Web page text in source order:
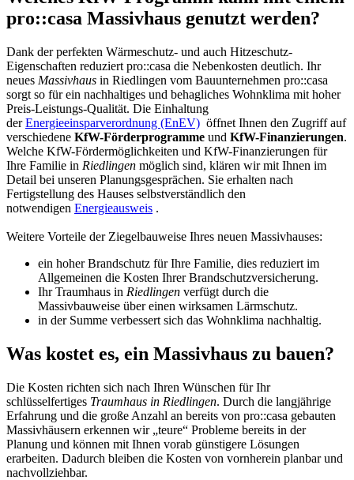
pro::casa Massivhaus genutzt werden?
Dank der perfekten Wärmeschutz- und auch Hitzeschutz-
Eigenschaften reduziert pro::casa die Nebenkosten deutlich. Ihr
neues Massivhaus in Riedlingen vom Bauunternehmen pro::casa
sorgt so für ein nachhaltiges und behagliches Wohnklima mit hoher
Preis-Leistungs-Qualität. Die Einhaltung
derEnergieeinsparverordnung (EnEV) öffnet Ihnen den Zugriff auf
verschiedene KfW-Förderprogramme und KfW-Finanzierungen.
Welche KfW-Fördermöglichkeiten und KfW-Finanzierungen für
Ihre Familie in Riedlingen möglich sind, klären wir mit Ihnen im
Detail bei unseren Planungsgesprächen. Sie erhalten nach
Fertigstellung des Hauses selbstverständlich den
notwendigen Energieausweis .
Weitere Vorteile der Ziegelbauweise Ihres neuen Massivhauses:
ein hoher Brandschutz für Ihre Familie, dies reduziert im
Allgemeinen die Kosten Ihrer Brandschutzversicherung.
Ihr Traumhaus in Riedlingen verfügt durch die
Massivbauweise über einen wirksamen Lärmschutz.
in der Summe verbessert sich das Wohnklima nachhaltig.
Was kostet es, ein Massivhaus zu bauen?
Die Kosten richten sich nach Ihren Wünschen für Ihr
schlüsselfertiges Traumhaus in Riedlingen. Durch die langjährige
Erfahrung und die große Anzahl an bereits von pro::casa gebauten
Massivhäusern erkennen wir „teure“ Probleme bereits in der
Planung und können mit Ihnen vorab günstigere Lösungen
erarbeiten. Dadurch bleiben die Kosten von vornherein planbar und
nachvollziehbar.